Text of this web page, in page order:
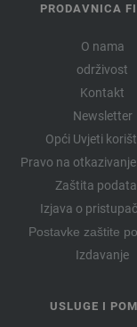
PRODAVNICA
O nama
održivost
Kontakt
Newsletter
Opći Uvjeti
Pravo na
Zaštita
Izjava o
Postavke zaštite
Izdavanje
USLUGE I